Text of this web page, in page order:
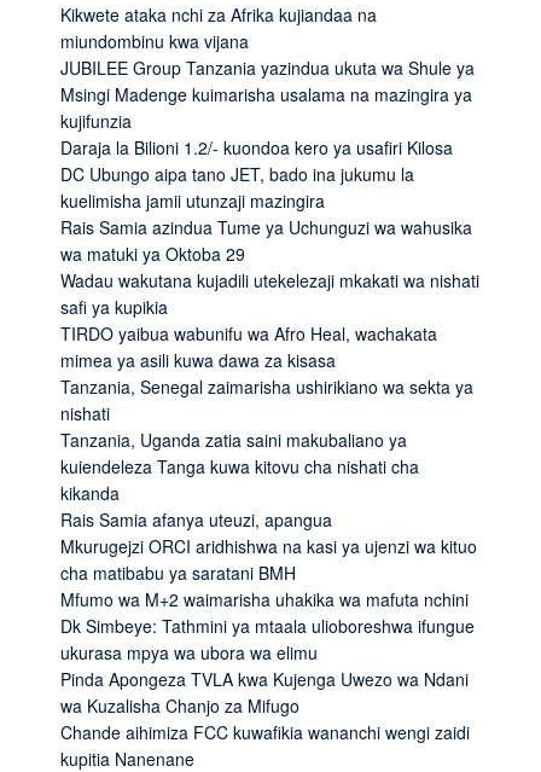
Kikwete ataka nchi za Afrika kujiandaa na
miundombinu kwa vijana
JUBILEE Group Tanzania yazindua ukuta wa Shule ya
Msingi Madenge kuimarisha usalama na mazingira ya
kujifunzia
Daraja la Bilioni 1.2/- kuondoa kero ya usafiri Kilosa
DC Ubungo aipa tano JET, bado ina jukumu la
kuelimisha jamii utunzaji mazingira
Rais Samia azindua Tume ya Uchunguzi wa wahusika
wa matuki ya Oktoba 29
Wadau wakutana kujadili utekelezaji mkakati wa nishati
safi ya kupikia
TIRDO yaibua wabunifu wa Afro Heal, wachakata
mimea ya asili kuwa dawa za kisasa
Tanzania, Senegal zaimarisha ushirikiano wa sekta ya
nishati
Tanzania, Uganda zatia saini makubaliano ya
kuiendeleza Tanga kuwa kitovu cha nishati cha
kikanda
Rais Samia afanya uteuzi, apangua
Mkurugejzi ORCI aridhishwa na kasi ya ujenzi wa kituo
cha matibabu ya saratani BMH
Mfumo wa M+2 waimarisha uhakika wa mafuta nchini
Dk Simbeye: Tathmini ya mtaala ulioboreshwa ifungue
ukurasa mpya wa ubora wa elimu
Pinda Apongeza TVLA kwa Kujenga Uwezo wa Ndani
wa Kuzalisha Chanjo za Mifugo
Chande aihimiza FCC kuwafikia wananchi wengi zaidi
kupitia Nanenane